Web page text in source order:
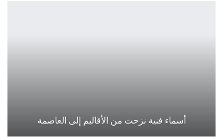
أسماء فنية نزحت من الأقاليم إلى العاصمة